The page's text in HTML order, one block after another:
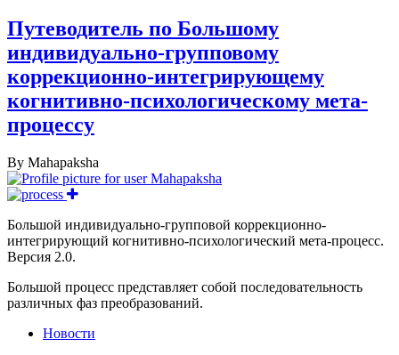
Путеводитель по Большому
индивидуально-групповому
коррекционно-интегрирующему
когнитивно-психологическому мета-
процессу
By Mahapaksha
Большой индивидуально-групповой коррекционно-
интегрирующий когнитивно-психологический мета-процесс.
Версия 2.0.
Большой процесс представляет собой последовательность
различных фаз преобразований.
Новости